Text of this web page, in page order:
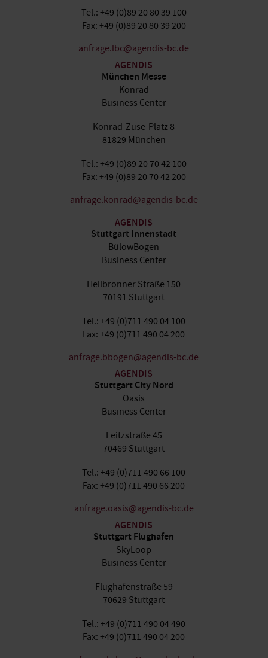
Tel.: +49 (0)89 20 80 39 100
Fax: +49 (0)89 20 80 39 200
anfrage.lbc@agendis-bc.de
AGENDIS
München Messe
Konrad
Business Center
Konrad-Zuse-Platz 8
81829 München
Tel.: +49 (0)89 20 70 42 100
Fax: +49 (0)89 20 70 42 200
anfrage.konrad@agendis-bc.de
AGENDIS
Stuttgart Innenstadt
BülowBogen
Business Center
Heilbronner Straße 150
70191 Stuttgart
Tel.: +49 (0)711 490 04 100
Fax: +49 (0)711 490 04 200
anfrage.bbogen@agendis-bc.de
AGENDIS
Stuttgart City Nord
Oasis
Business Center
Leitzstraße 45
70469 Stuttgart
Tel.: +49 (0)711 490 66 100
Fax: +49 (0)711 490 66 200
anfrage.oasis@agendis-bc.de
AGENDIS
Stuttgart Flughafen
SkyLoop
Business Center
Flughafenstraße 59
70629 Stuttgart
Tel.: +49 (0)711 490 04 490
Fax: +49 (0)711 490 04 200